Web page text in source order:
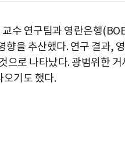
수 연구팀과 영란은행
을 추산했다. 연구 결과,
로 나타났다. 광범위한
오기도 했다.